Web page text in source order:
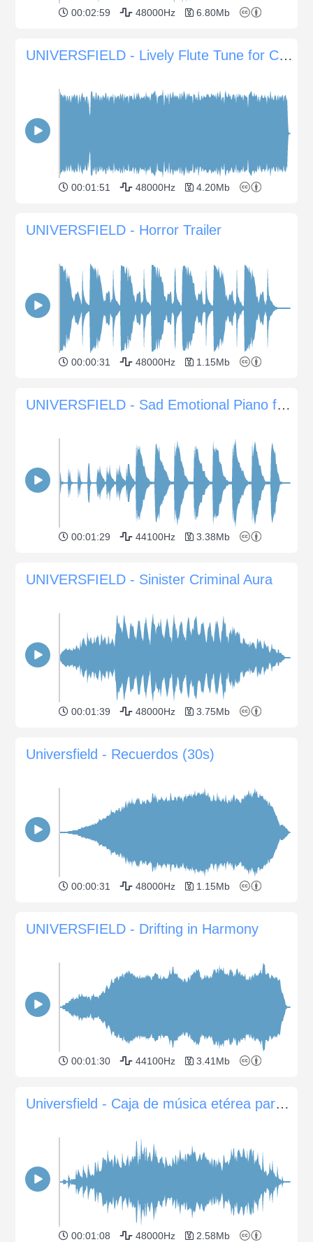
00:02:59 48000Hz 6.80Mb
UNIVERSFIELD - Lively Flute Tune for Cheerful Projects
00:01:51 48000Hz 4.20Mb
UNIVERSFIELD - Horror Trailer
00:00:31 48000Hz 1.15Mb
UNIVERSFIELD - Sad Emotional Piano for Documentaries Films
00:01:29 44100Hz 3.38Mb
UNIVERSFIELD - Sinister Criminal Aura
00:01:39 48000Hz 3.75Mb
Universfield - Recuerdos (30s)
00:00:31 48000Hz 1.15Mb
UNIVERSFIELD - Drifting in Harmony
00:01:30 44100Hz 3.41Mb
Universfield - Caja de música etérea para enigmas oscuros
00:01:08 48000Hz 2.58Mb